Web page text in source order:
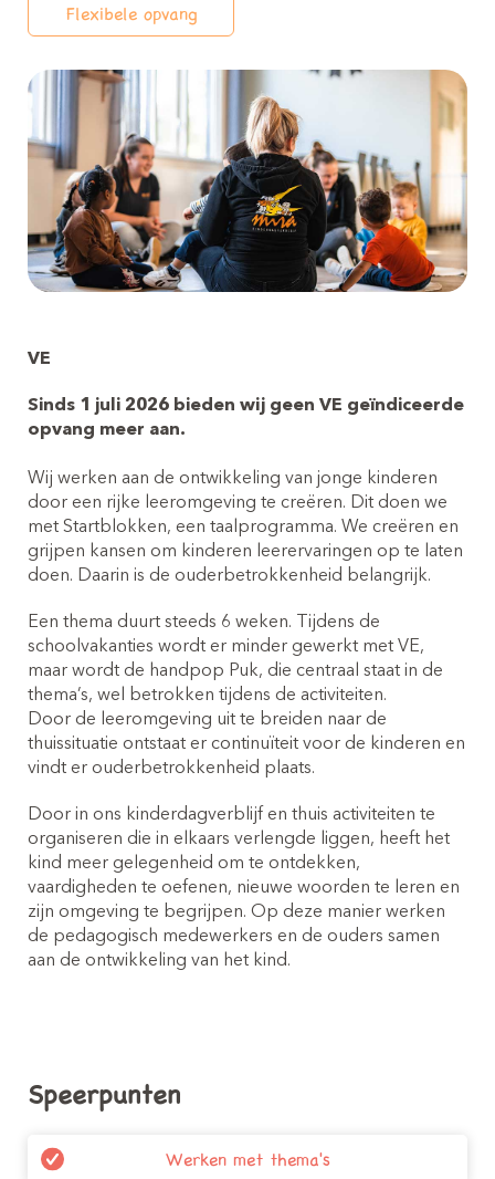
Flexibele opvang
VE
Sinds 1 juli 2026 bieden wij geen VE geïndiceerde
opvang meer aan.
Wij werken aan de ontwikkeling van jonge kinderen
door een rijke leeromgeving te creëren. Dit doen we
met Startblokken, een taalprogramma. We creëren en
grijpen kansen om kinderen leerervaringen op te laten
doen. Daarin is de ouderbetrokkenheid belangrijk.
Een thema duurt steeds 6 weken. Tijdens de
schoolvakanties wordt er minder gewerkt met VE,
maar wordt de handpop Puk, die centraal staat in de
thema’s, wel betrokken tijdens de activiteiten.
Door de leeromgeving uit te breiden naar de
thuissituatie ontstaat er continuïteit voor de kinderen en
vindt er ouderbetrokkenheid plaats.
Door in ons kinderdagverblijf en thuis activiteiten te
organiseren die in elkaars verlengde liggen, heeft het
kind meer gelegenheid om te ontdekken,
vaardigheden te oefenen, nieuwe woorden te leren en
zijn omgeving te begrijpen. Op deze manier werken
de pedagogisch medewerkers en de ouders samen
aan de ontwikkeling van het kind.
Speerpunten
Werken met thema's
Inschrijven kinderopvang
(0-4 jaar)
Inschrijven peuteropvang
Inschrijven buitenschoole opvang
(4-12 jaar)
Inschrijven kinderopvang
Offerte peuteropvang
Offerte buitenschoolse opvang
Wil je de netto eigen bijdrage